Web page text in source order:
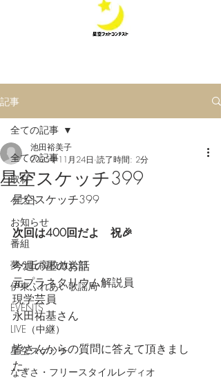
記事
全ての記事
取材
ゲスト
お知らせ
番組
夢ケ丘高校放送部
伊東ふれあい歌謡局
EVENTS
LIVE（中継）
星空スケッチ
なぎさ・フリースタイルレディオ
全ての記事
星空スケッチ399
池田裕美子
2025年11月24日 読了時間: 2分
星空スケッチ399
次回は400回だよ　祝🎉
今週の星のお話
元プラネタリウム解説員
現学芸員
永田祐基さん
皆さんからの質問に答えて頂きまし
た。